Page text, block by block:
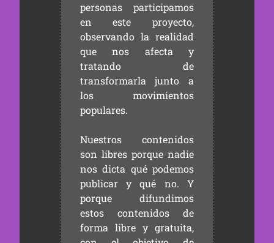
personas participamos
en este proyecto,
observando la realidad
que nos afecta y
tratando de
transformarla junto a
los movimientos
populares.
Nuestros contenidos
son libres porque nadie
nos dicta qué podemos
publicar y qué no. Y
porque difundimos
estos contenidos de
forma libre y gratuita,